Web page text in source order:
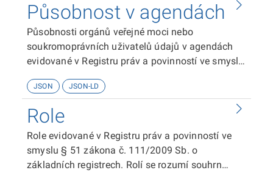
Působnost v agendách
Působnosti orgánů veřejné moci nebo
soukromoprávních uživatelů údajů v agendách
evidované v Registru práv a povinností ve smyslu
registrech.
JSON JSON-LD
Role
Role evidované v Registru práv a povinností ve
smyslu § 51 zákona č. 111/2009 Sb. o
základních registrech. Rolí se rozumí souhrn